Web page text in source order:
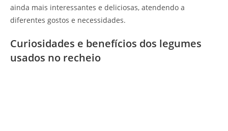
ainda mais interessantes e deliciosas, atendendo a
diferentes gostos e necessidades.
Curiosidades e benefícios dos legumes
usados no recheio